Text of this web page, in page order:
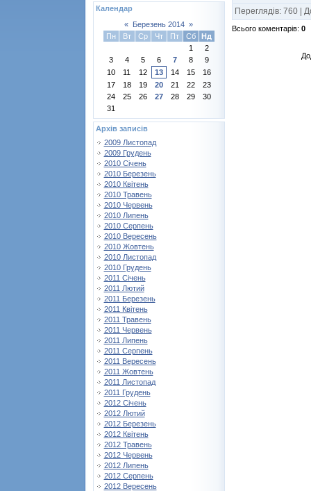
Календар
« Березень 2014 »
Пн
Вт Ср Чт Пт Сб
Нд
1
2
3
4 5 6 7 8
9
10
11 12 13 14 15
16
17
18 19 20 21 22
23
24
25 26 27 28 29
30
31
Архів записів
2009 Листопад
2009 Грудень
2010 Січень
2010 Березень
2010 Квітень
2010 Травень
2010 Червень
2010 Липень
2010 Серпень
2010 Вересень
2010 Жовтень
2010 Листопад
2010 Грудень
2011 Січень
2011 Лютий
2011 Березень
2011 Квітень
2011 Травень
2011 Червень
2011 Липень
2011 Серпень
2011 Вересень
2011 Жовтень
2011 Листопад
2011 Грудень
2012 Січень
2012 Лютий
2012 Березень
2012 Квітень
2012 Травень
2012 Червень
2012 Липень
2012 Серпень
2012 Вересень
Переглядів: 760|
Всього коментарів: 0